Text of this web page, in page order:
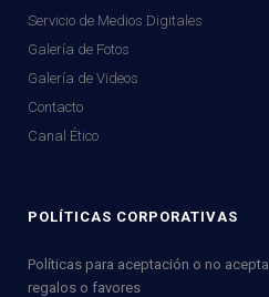
Servicio de Medios Digitales
Galería de Fotos
Galería de Videos
Contacto
Canal Ético
POLÍTICAS CORPORATIVAS
Políticas para aceptación o no
regalos o favores